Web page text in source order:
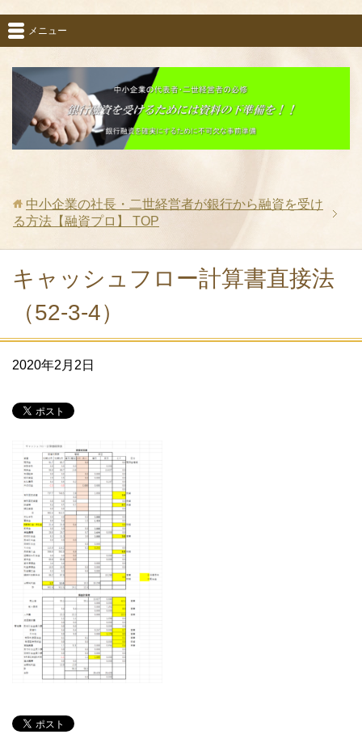
メニュー
中小企業の社長・二世経営者が銀行から融資を受け
る方法【融資プロ】
TOP
キャッシュフロー計算書直接法
（52-3-4）
2020年2月2日